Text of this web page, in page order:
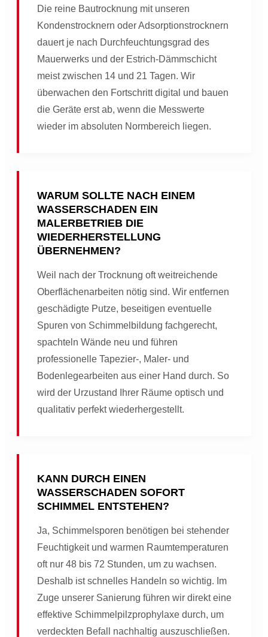
Die reine Bautrocknung mit unseren
Kondenstrocknern oder Adsorptionstrocknern
dauert je nach Durchfeuchtungsgrad des
Mauerwerks und der Estrich-Dämmschicht
meist zwischen 14 und 21 Tagen. Wir
überwachen den Fortschritt digital und bauen
die Geräte erst ab, wenn die Messwerte
wieder im absoluten Normbereich liegen.
WARUM SOLLTE NACH EINEM
WASSERSCHADEN EIN
MALERBETRIEB DIE
WIEDERHERSTELLUNG
ÜBERNEHMEN?
Weil nach der Trocknung oft weitreichende
Oberflächenarbeiten nötig sind. Wir entfernen
geschädigte Putze, beseitigen eventuelle
Spuren von Schimmelbildung fachgerecht,
spachteln Wände neu und führen
professionelle Tapezier-, Maler- und
Bodenlegearbeiten aus einer Hand durch. So
wird der Urzustand Ihrer Räume optisch und
qualitativ perfekt wiederhergestellt.
KANN DURCH EINEN
WASSERSCHADEN SOFORT
SCHIMMEL ENTSTEHEN?
Ja, Schimmelsporen benötigen bei stehender
Feuchtigkeit und warmen Raumtemperaturen
oft nur 48 bis 72 Stunden, um zu wachsen.
Deshalb ist schnelles Handeln so wichtig. Im
Zuge unserer Sanierung führen wir direkt eine
effektive Schimmelpilzprophylaxe durch, um
verdeckten Befall nachhaltig auszuschließen.